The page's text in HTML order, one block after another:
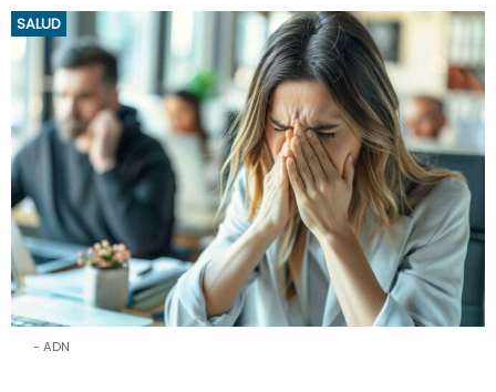
SALUD
ADN